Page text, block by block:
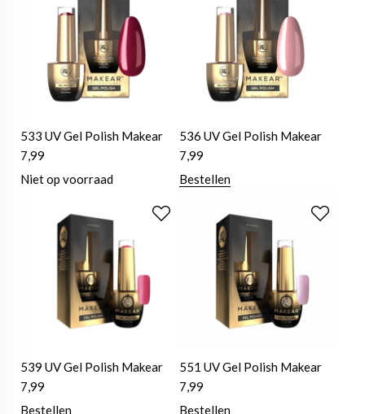
533 UV Gel Polish Makear
7,99
Niet op voorraad
536 UV Gel Polish Makear
7,99
Bestellen
539 UV Gel Polish Makear
7,99
Bestellen
551 UV Gel Polish Makear
7,99
Bestellen